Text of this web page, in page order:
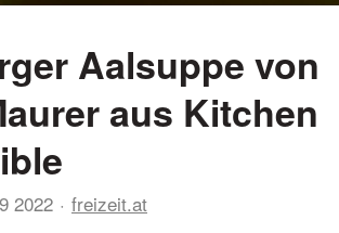
Aalsuppe von
aus Kitchen
2022 freizeit.at